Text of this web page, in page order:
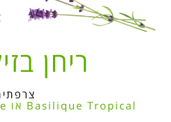
ריחן
Basilique Tropical או Basilique Exotique